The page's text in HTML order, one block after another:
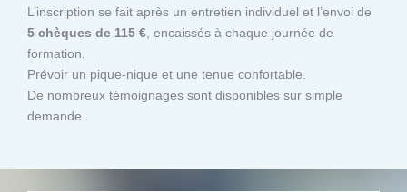
L’inscription se fait après un entretien individuel et l’envoi de
5 chèques de 115 €, encaissés à chaque journée de
formation.
Prévoir un pique-nique et une tenue confortable.
De nombreux témoignages sont disponibles sur simple
demande.